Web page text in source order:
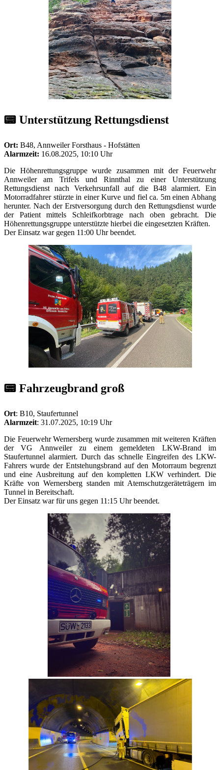
📟 Unterstützung Rettungsdienst
Ort: B48, Annweiler Forsthaus - Hofstätten
Alarmzeit: 16.08.2025, 10:10 Uhr
Die Höhenrettungsgruppe wurde zusammen mit der Feuerwehr
Annweiler am Trifels und Rinnthal zu einer Unterstützung
Rettungsdienst nach Verkehrsunfall auf die B48 alarmiert. Ein
Motorradfahrer stürzte in einer Kurve und fiel ca. 5m einen Abhang
herunter. Nach der Erstversorgung durch den Rettungsdienst wurde
der Patient mittels Schleifkorbtrage nach oben gebracht. Die
Höhenrettungsgruppe unterstützte hierbei die eingesetzten Kräften.
Der Einsatz war gegen 11:00 Uhr beendet.
📟 Fahrzeugbrand groß
Ort: B10, Staufertunnel
Alarmzeit: 31.07.2025, 10:19 Uhr
Die Feuerwehr Wernersberg wurde zusammen mit weiteren Kräften
der VG Annweiler zu einem gemeldeten LKW-Brand im
Staufertunnel alarmiert. Durch das schnelle Eingreifen des LKW-
Fahrers wurde der Entstehungsbrand auf den Motorraum begrenzt
und eine Ausbreitung auf den kompletten LKW verhindert. Die
Kräfte von Wernersberg standen mit Atemschutzgeräteträgern im
Tunnel in Bereitschaft.
Der Einsatz war für uns gegen 11:15 Uhr beendet.